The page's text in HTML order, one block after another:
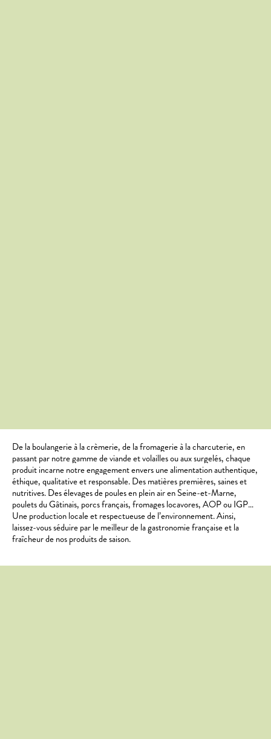
De la boulangerie à la crèmerie, de la fromagerie à la charcuterie, en
passant par notre gamme de viande et volailles ou aux surgelés, chaque
produit incarne notre engagement envers une alimentation authentique,
éthique, qualitative et responsable. Des matières premières, saines et
nutritives.Des élevages de poules en plein air en Seine-et-Marne,
poulets du Gâtinais, porcs français, fromages locavores, AOP ou IGP…
Une production locale et respectueuse de l’environnement.Ainsi,
laissez-vous séduire par le meilleur de la gastronomie française et la
fraîcheur de nos produits de saison.